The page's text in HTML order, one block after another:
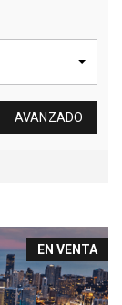
AVANZADO
EN VENTA